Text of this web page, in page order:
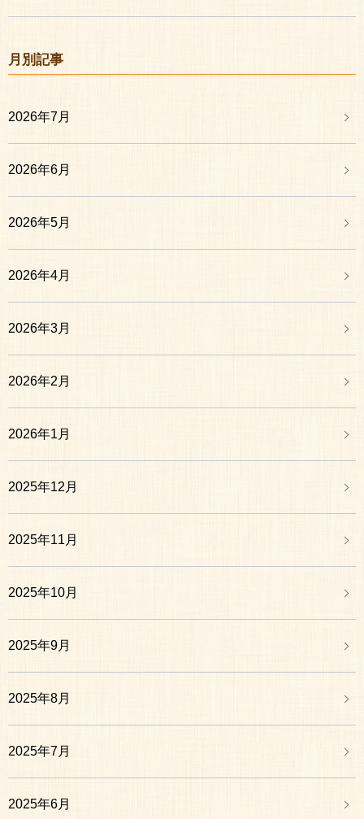
月別記事
2026年7月
2026年6月
2026年5月
2026年4月
2026年3月
2026年2月
2026年1月
2025年12月
2025年11月
2025年10月
2025年9月
2025年8月
2025年7月
2025年6月